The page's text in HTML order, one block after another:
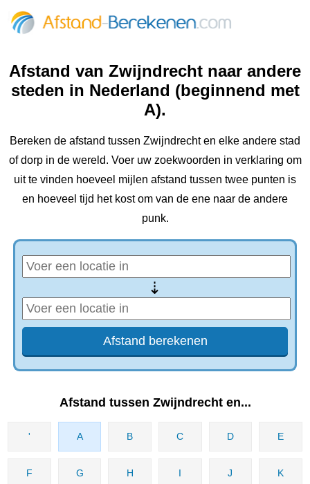
Afstand van Zwijndrecht naar andere
steden in Nederland (beginnend met
A).
Bereken de afstand tussen Zwijndrecht en elke andere stad
of dorp in de wereld. Voer uw zoekwoorden in verklaring om
uit te vinden hoeveel mijlen afstand tussen twee punten is
en hoeveel tijd het kost om van de ene naar de andere
punk.
⇢
Afstand tussen Zwijndrecht en...
' A B C D E
F G H I J K